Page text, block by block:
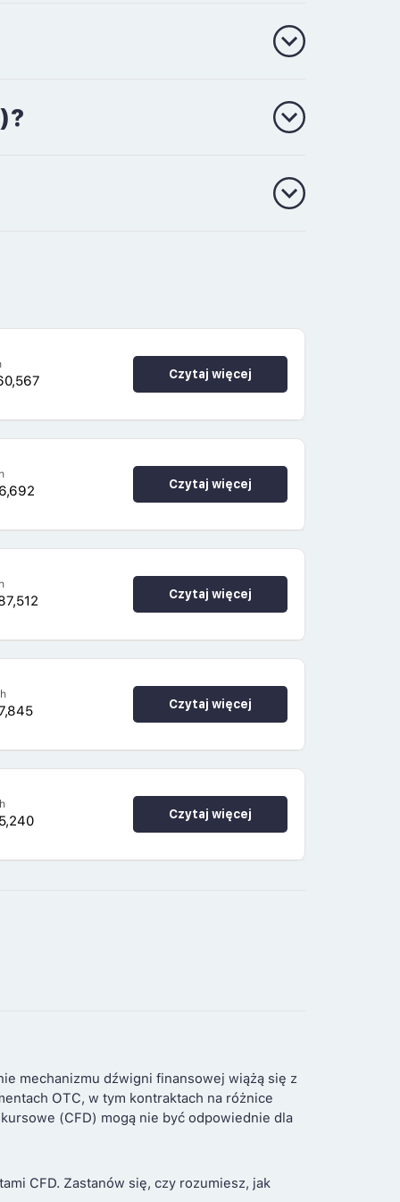
Czytaj więcej
Czytaj więcej
Czytaj więcej
Czytaj więcej
Czytaj więcej
mechanizmu dźwigni finansowej wiążą się z
OTC, w tym kontraktach na różnice
(CFD) mogą nie być odpowiednie dla
CFD. Zastanów się, czy rozumiesz, jak